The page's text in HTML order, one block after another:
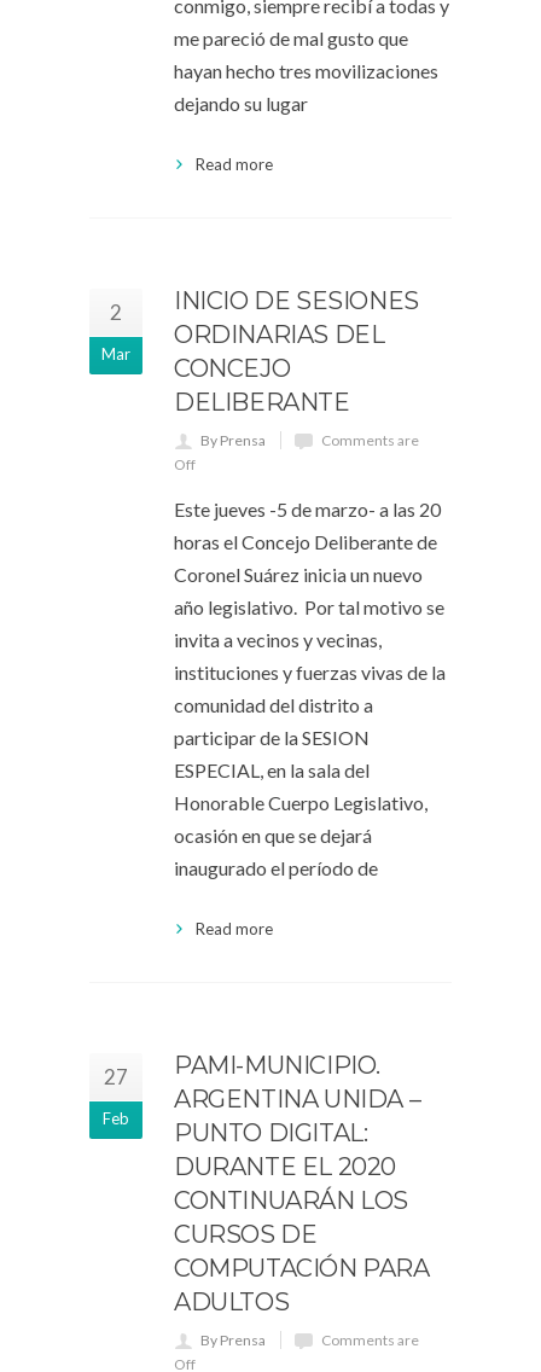
conmigo, siempre recibí a todas y
me pareció de mal gusto que
hayan hecho tres movilizaciones
dejando su lugar
Read more
2
Mar
INICIO DE SESIONES
ORDINARIAS DEL
CONCEJO
DELIBERANTE
By Prensa
Comments are
Off
Este jueves -5 de marzo- a las 20
horas el Concejo Deliberante de
Coronel Suárez inicia un nuevo
año legislativo. Por tal motivo se
invita a vecinos y vecinas,
instituciones y fuerzas vivas de la
comunidad del distrito a
participar de la SESION
ESPECIAL, en la sala del
Honorable Cuerpo Legislativo,
ocasión en que se dejará
inaugurado el período de
Read more
27
Feb
PAMI-MUNICIPIO.
ARGENTINA UNIDA –
PUNTO DIGITAL:
DURANTE EL 2020
CONTINUARÁN LOS
CURSOS DE
COMPUTACIÓN PARA
ADULTOS
By Prensa
Comments are
Off